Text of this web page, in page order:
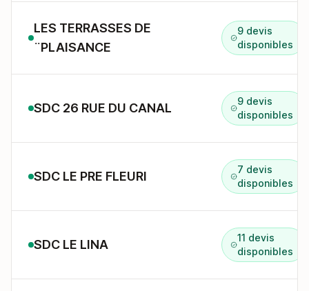
LES TERRASSES DE
¨PLAISANCE
9 devis
disponibles
SDC 26 RUE DU CANAL
9 devis
disponibles
SDC LE PRE FLEURI
7 devis
disponibles
SDC LE LINA
11 devis
disponibles